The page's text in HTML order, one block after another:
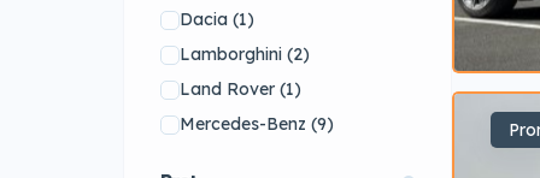
Dacia (1)
Lamborghini (2)
Land Rover (1)
Mercedes-Benz (9)